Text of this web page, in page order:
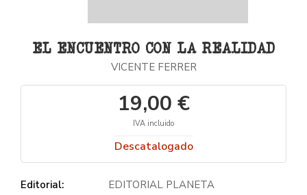
EL ENCUENTRO CON LA REALIDAD
VICENTE FERRER
19,00 €
IVA incluido
Descatalogado
Editorial:
EDITORIAL PLANETA